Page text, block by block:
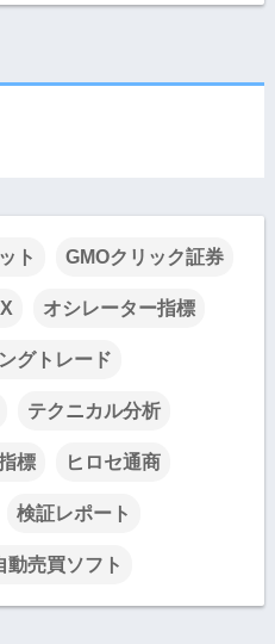
ト GMOクリック証券
オシレーター指標
グトレード
テクニカル分析
標 ヒロセ通商
検証レポート
動売買ソフト